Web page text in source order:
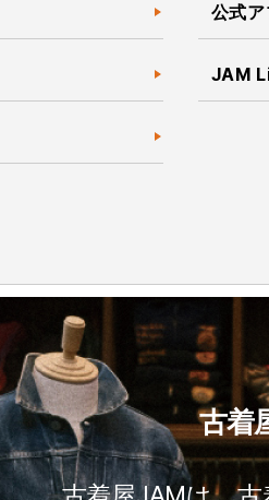
公式ア
JAM
古着